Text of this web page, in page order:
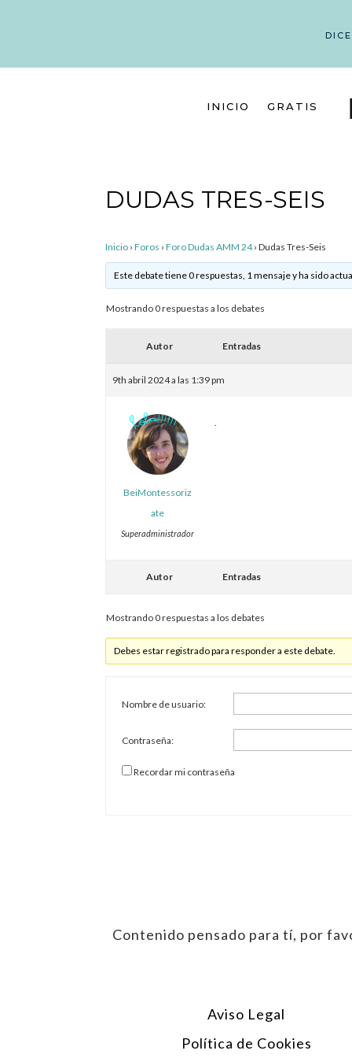
INICIO GRATIS
DUDAS TRES-SEIS
Inicio › Foros › Foro Dudas AMM 24› Dudas Tres-Seis
Este debate tiene 0 respuestas, 1 mensaje y ha sido
Mostrando 0 respuestas a los debates
Autor Entradas
9th abril 2024 a las 1:39 pm
BeiMontessoriz
ate
Superadministrador
Autor Entradas
Mostrando 0 respuestas a los debates
Debes estar registrado para responder a este debate.
Nombre de usuario:
Contraseña:
Recordar mi contraseña
Contenido pensado para tí, por
Aviso Legal
Política de Cookies